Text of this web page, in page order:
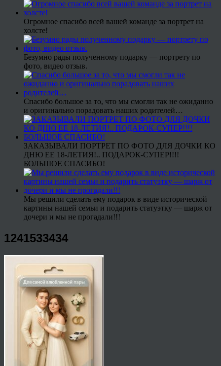
Огромное спасибо всей вашей команде за портрет на
холсте!
Безумно рады полученному подарку — портрету по
фото, видео отзыв.
Спасибо большое за то, что мы смогли так не ожиданно
и оригинально порадовать наших родителей…
ЗАКАЗЫВАЛИ ПОРТРЕТ ПО ФОТО ДЛЯ ДОЧКИ КО
ДНЮ ЕЕ 18-ЛЕТИЯ!.. ПОДАРОК-СУПЕР!!!!
БОЛЬШОЕ СПАСИБО!
Мы решили сделать ему подарок в виде исторической
картины нашей семьи и подарить статуэтку — шарж от
дочери и мы не прогадали!!!
1241533434